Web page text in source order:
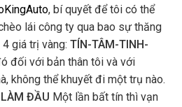
, bí quyết để tôi có thể
lái công ty qua bao sự thăng
giá trị vàng: TÍN-TÂM-TINH-
đối với bản thân tôi và với
không thể khuyết đi một trụ nào.
ĐẦU Một lần bất tín thì vạn